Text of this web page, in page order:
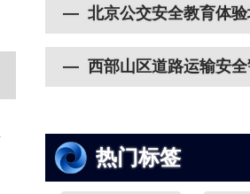
— 北京公交安全教育体验
— 西部山区道路运输安全
热门标签